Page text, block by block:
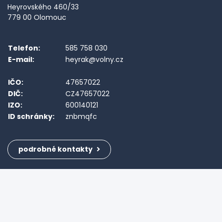
Heyrovského 460/33
779 00 Olomouc
Telefon:
585 758 030
E-mail:
heyrak@volny.cz
IČO:
47657022
DIČ:
CZ47657022
IZO:
600140121
ID schránky:
znbmqfc
podrobné kontakty